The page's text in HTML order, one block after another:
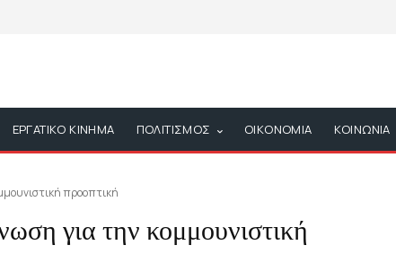
ΕΡΓΑΤΙΚΟ ΚΙΝΗΜΑ ΠΟΛΙΤΙΣΜΟΣ ΟΙΚΟΝΟΜΙΑ ΚΟΙΝΩΝΙΑ
προοπτική
για την κομμουνιστική